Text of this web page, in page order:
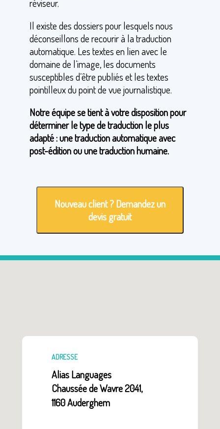
Accueil
Services
Devis Gratuit
Qui sommes-nous ?
Références
Contact
réviseur.
Il existe des dossiers pour lesquels nous
déconseillons de recourir à la traduction
automatique. Les textes en lien avec le
domaine de l’image, les documents
susceptibles d’être publiés et les textes
pointilleux du point de vue journalistique.
Notre équipe se tient à votre disposition pour
déterminer le type de traduction le plus
adapté : une traduction automatique avec
post-édition ou une traduction humaine.
Nouveau client ? Demandez un
devis gratuit
ADRESSE
Alias Languages
Chaussée de Wavre 2041,
1160 Auderghem